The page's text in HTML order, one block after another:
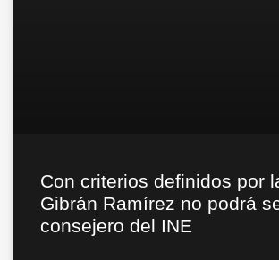
Con criterios definidos por
Gibrán Ramírez no podrá
consejero del INE